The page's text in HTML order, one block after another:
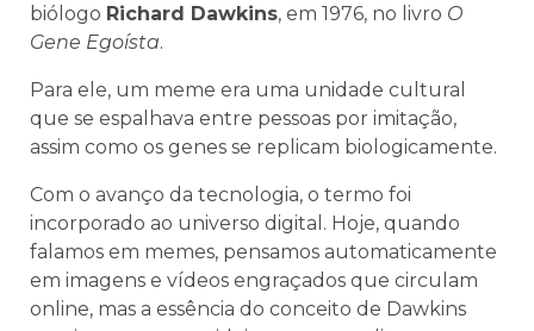
biólogo Richard Dawkins, em 1976, no livro O
Gene Egoísta.
Para ele, um meme era uma unidade cultural
que se espalhava entre pessoas por imitação,
assim como os genes se replicam biologicamente.
Com o avanço da tecnologia, o termo foi
incorporado ao universo digital. Hoje, quando
falamos em memes, pensamos automaticamente
em imagens e vídeos engraçados que circulam
online, mas a essência do conceito de Dawkins